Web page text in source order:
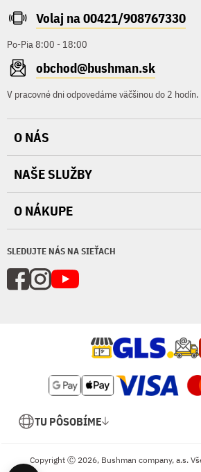
Volaj na 00421/908767330
Po-Pia 8:00 - 18:00
obchod@bushman.sk
V pracovné dni odpovedáme väčšinou do 2 hodín.
SLEDUJTE NÁS NA SIEŤACH
O NÁS
NAŠE SLUŽBY
O NÁKUPE
TU PÔSOBÍME
Copyright Ⓒ 2026, Bushman company, a.s.